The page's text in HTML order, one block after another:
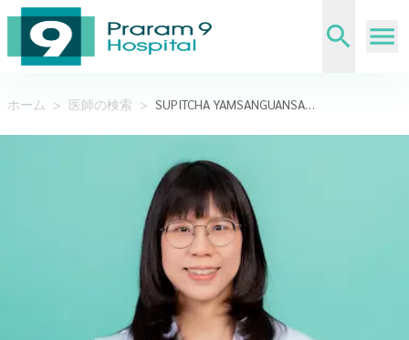
ホーム > 医師の検索 > SUPITCHA YAMSANGUANSAK,M.D.